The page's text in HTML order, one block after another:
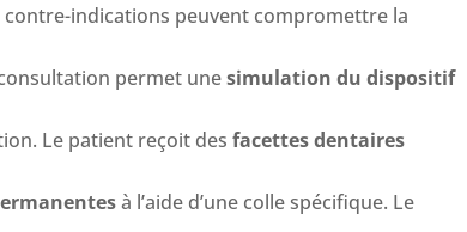
contre-indications peuvent compromettre la
permet unesimulation du dispositif
Le patient reçoit des facettes dentaires
à l’aide d’une colle spécifique. Le